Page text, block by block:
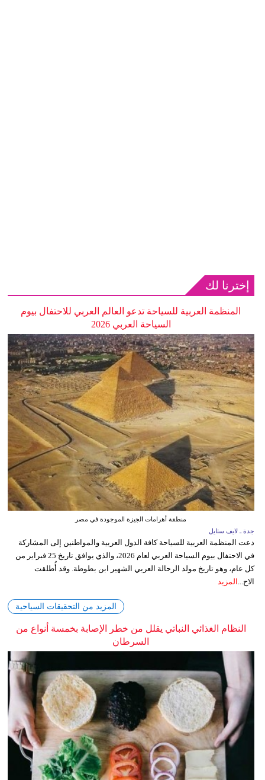
إخترنا لك
المنظمة العربية للسياحة تدعو العالم العربي للاحتفال بيوم
السياحة العربي 2026
منطقة أهرامات الجيزة الموجودة في مصر
جدة ـ لايف ستايل
دعت المنظمة العربية للسياحة كافة الدول العربية والمواطنين إلى المشاركة
في الاحتفال بيوم السياحة العربي لعام 2026، والذي يوافق تاريخ 25 فبراير من
كل عام، وهو تاريخ مولد الرحالة العربي الشهير ابن بطوطة. وقد أُطلقت
الاح... المزيد
المزيد من التحقيقات السياحية
النظام الغذائي النباتي يقلل من خطر الإصابة بخمسة أنواع من
السرطان